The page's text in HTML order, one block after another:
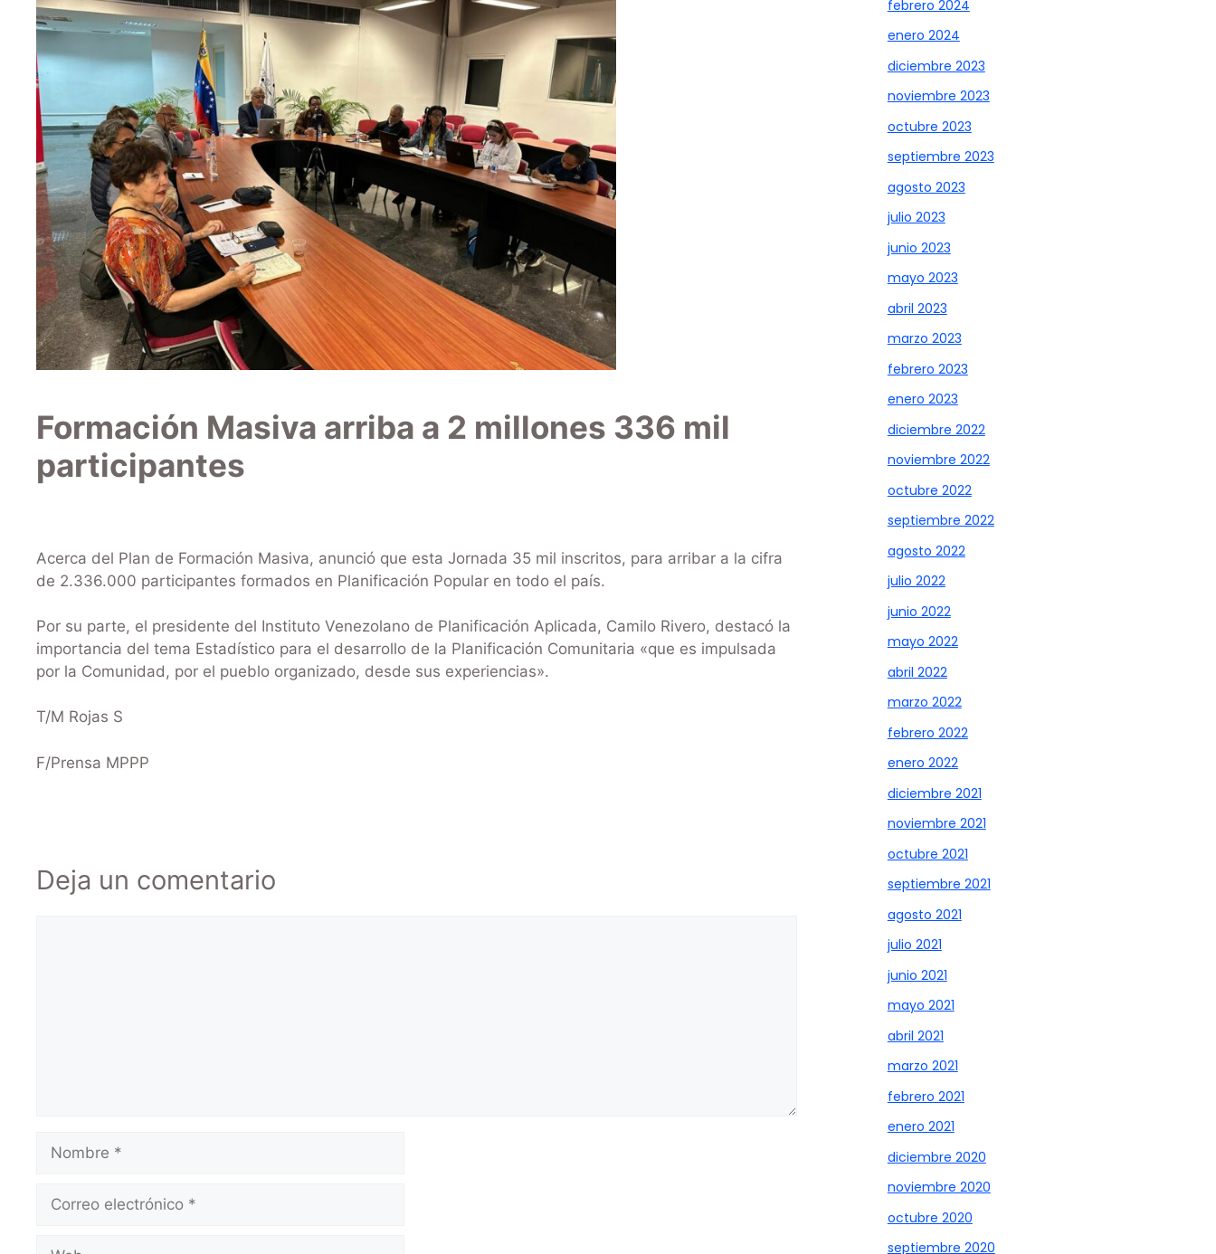
Formación Masiva arriba a 2 millones 336 mil
participantes
Acerca del Plan de Formación Masiva, anunció que esta Jornada 35 mil inscritos, para arribar a la cifra
de 2.336.000 participantes formados en Planificación Popular en todo el país.
Por su parte, el presidente del Instituto Venezolano de Planificación Aplicada, Camilo Rivero, destacó la
importancia del tema Estadístico para el desarrollo de la Planificación Comunitaria «que es impulsada
por la Comunidad, por el pueblo organizado, desde sus experiencias».
T/M Rojas S
F/Prensa MPPP
Deja un comentario
febrero 2024
enero 2024
diciembre 2023
noviembre 2023
octubre 2023
septiembre 2023
agosto 2023
julio 2023
junio 2023
mayo 2023
abril 2023
marzo 2023
febrero 2023
enero 2023
diciembre 2022
noviembre 2022
octubre 2022
septiembre 2022
agosto 2022
julio 2022
junio 2022
mayo 2022
abril 2022
marzo 2022
febrero 2022
enero 2022
diciembre 2021
noviembre 2021
octubre 2021
septiembre 2021
agosto 2021
julio 2021
junio 2021
mayo 2021
abril 2021
marzo 2021
febrero 2021
enero 2021
diciembre 2020
noviembre 2020
octubre 2020
septiembre 2020